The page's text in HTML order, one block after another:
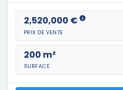
2,520,000 €
PRIX DE VENTE
200 m²
SURFACE